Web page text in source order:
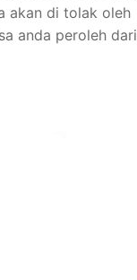
akan di tolak oleh
anda peroleh dari